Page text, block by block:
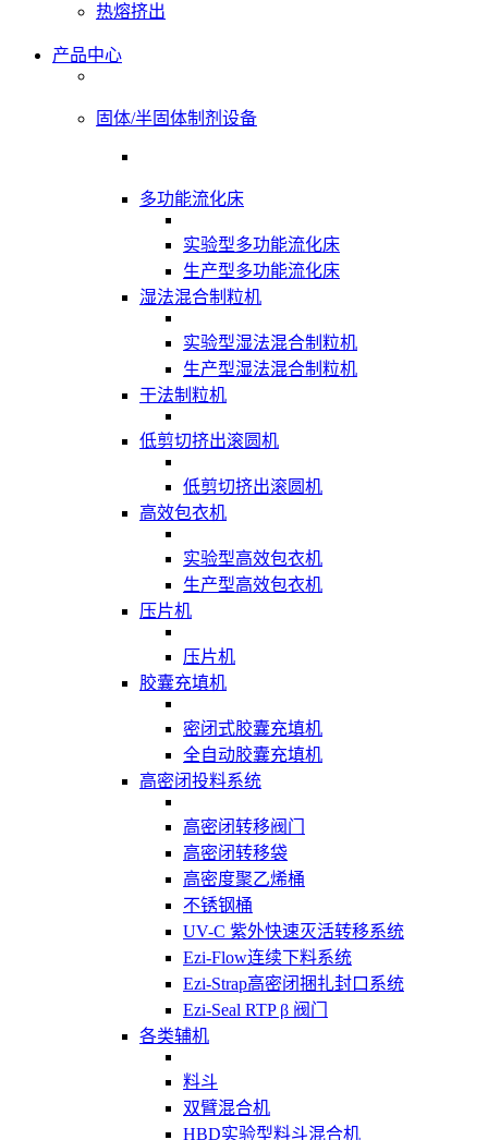
热熔挤出
产品中心
固体/半固体制剂设备
多功能流化床
实验型多功能流化床
生产型多功能流化床
湿法混合制粒机
实验型湿法混合制粒机
生产型湿法混合制粒机
干法制粒机
低剪切挤出滚圆机
低剪切挤出滚圆机
高效包衣机
实验型高效包衣机
生产型高效包衣机
压片机
压片机
胶囊充填机
密闭式胶囊充填机
全自动胶囊充填机
高密闭投料系统
高密闭转移阀门
高密闭转移袋
高密度聚乙烯桶
不锈钢桶
UV-C 紫外快速灭活转移系统
Ezi-Flow连续下料系统
Ezi-Strap高密闭捆扎封口系统
Ezi-Seal RTP β 阀门
各类辅机
料斗
双臂混合机
HBD实验型料斗混合机